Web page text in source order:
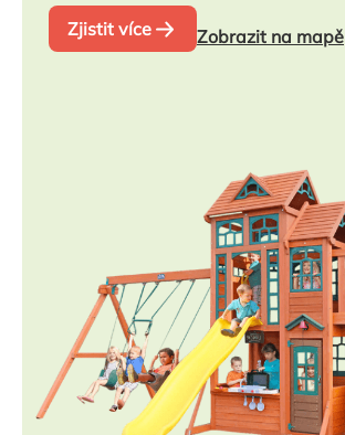
Zjistit více Zobrazit na mapě